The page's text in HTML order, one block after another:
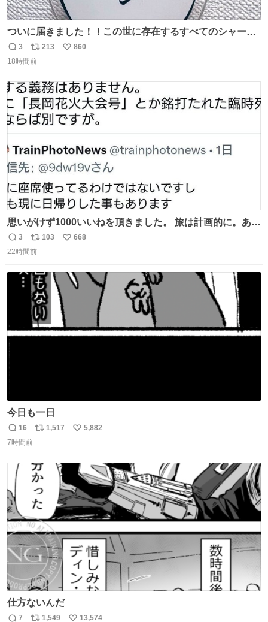
ついに届きました！！この世に存在するすべてのシャーロ
ック・ホームズに「ワトソン」と喋ってもらうためのアク
スタです！！！
返
信
3
リ
ポ
ト
数
213
い
数
860
18時間前
思いがけず1000いいねを頂きました。 旅は計画的に。あな
たの旅は誰も保証してくれない。 お金を出したら際限なく
ワガママを受け入れてくれると思うな。それはカスハラ。
言え。 以上、乗り鉄の端くれの意見でした。
返
信
3
リ
ポ
ト
数
103
い
数
668
22時間前
今日も一日
返
信
16
リ
ト
数
1,517
い
数
5,882
7時間前
仕方ないんだ
7 1,549 13,574